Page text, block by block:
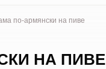
по-армянски на пиве
НА ПИВЕ